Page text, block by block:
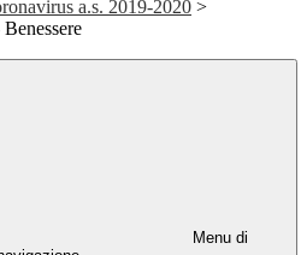
a.s. 2019-2020 >
Menu di